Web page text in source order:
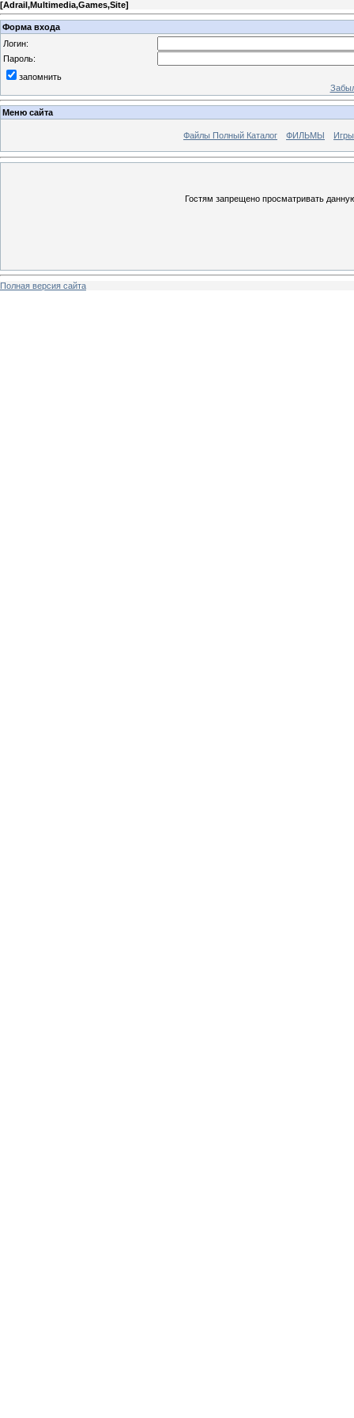
[Adrail,Multimedia,Games,Site]
Форма входа
Логин:
Пароль:
запомнить
Меню сайта
Файлы Полный Каталог ФИЛЬМЫ
Гостям запрещено просматривать
Полная версия сайта